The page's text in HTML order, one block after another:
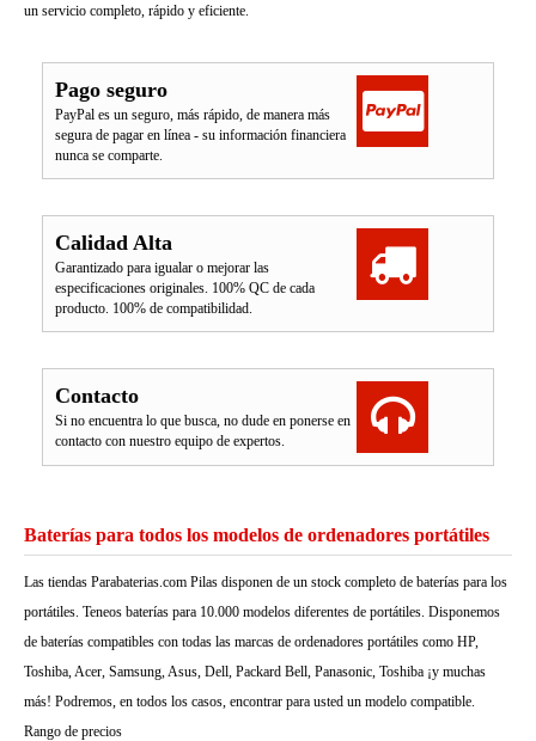
un servicio completo, rápido y eficiente.
Pago seguro
PayPal es un seguro, más rápido, de manera más
segura de pagar en línea - su información financiera
nunca se comparte.
Calidad Alta
Garantizado para igualar o mejorar las
especificaciones originales. 100% QC de cada
producto. 100% de compatibilidad.
Contacto
Si no encuentra lo que busca, no dude en ponerse en
contacto con nuestro equipo de expertos.
Baterías para todos los modelos de ordenadores portátiles
Las tiendas Parabaterias.com Pilas disponen de un stock completo de baterías para los
portátiles. Teneos baterías para 10.000 modelos diferentes de portátiles. Disponemos
de baterías compatibles con todas las marcas de ordenadores portátiles como HP,
Toshiba, Acer, Samsung, Asus, Dell, Packard Bell, Panasonic, Toshiba ¡y muchas
más! Podremos, en todos los casos, encontrar para usted un modelo compatible.
Rango de precios